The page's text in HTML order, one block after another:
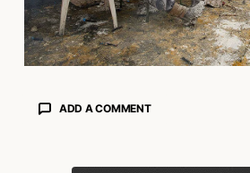
ADD A COMMENT